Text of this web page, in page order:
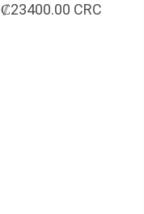
₡23400.00 CRC